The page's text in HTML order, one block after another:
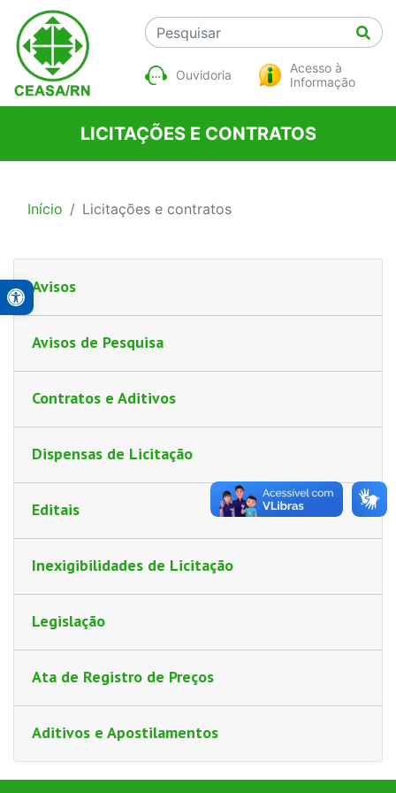
Ouvidoria
Acesso à
Informação
LICITAÇÕES E CONTRATOS
Início Licitações e contratos
Avisos
Avisos de Pesquisa
Contratos e Aditivos
Dispensas de Licitação
Editais
Inexigibilidades de Licitação
Legislação
Ata de Registro de Preços
Aditivos e Apostilamentos
Open toolbar